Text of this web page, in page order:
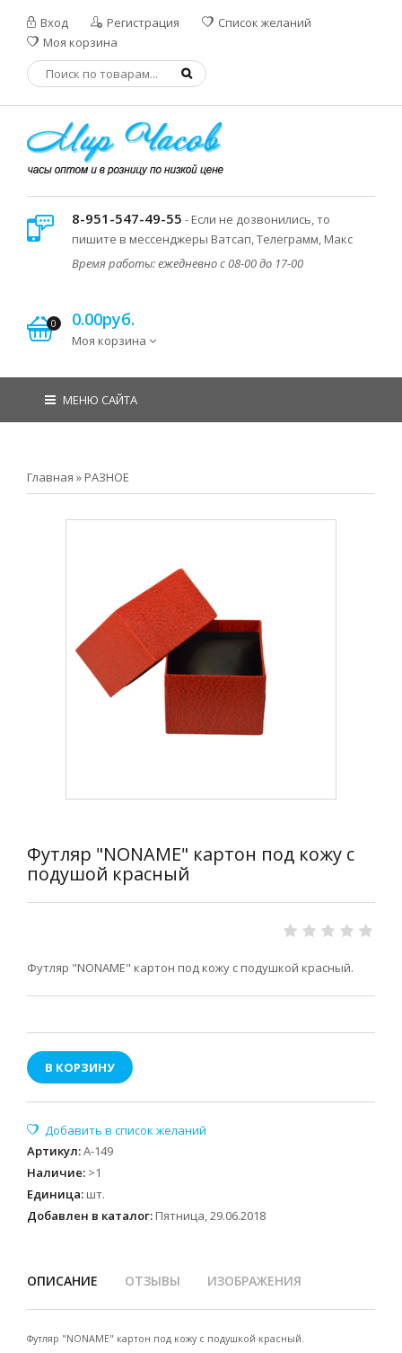
Вход Регистрация
Список желаний
Моя корзина
8-951-547-49-55 - Если не дозвонились, то
пишите в мессенджеры Ватсап, Телеграмм, Макс
Время работы: ежедневно с 08-00 до 17-00
0 0.00руб.
Моя корзина
МЕНЮ САЙТА
Главная » РАЗНОЕ
Футляр "NONAME" картон под кожу с
подушой красный
Футляр "NONAME" картон под кожу с подушкой красный.
В КОРЗИНУ
Артикул:А-149
Наличие: >1
Единица: шт.
Добавлен в каталог: Пятница, 29.06.2018
ОПИСАНИЕ ОТЗЫВЫ ИЗОБРАЖЕНИЯ
Футляр "NONAME" картон под кожу с подушкой красный.